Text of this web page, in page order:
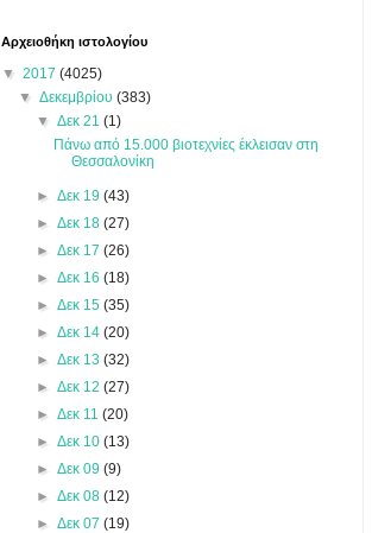
Αρχειοθήκη ιστολογίου
▼ 2017 (4025)
▼Δεκεμβρίου(383)
▼ Δεκ 21 (1)
Πάνω από 15.000 βιοτεχνίες έκλεισαν στη
Θεσσαλονίκη
► Δεκ 19 (43)
► Δεκ 18 (27)
► Δεκ 17 (26)
► Δεκ 16 (18)
► Δεκ 15 (35)
► Δεκ 14 (20)
► Δεκ 13 (32)
► Δεκ 12 (27)
► Δεκ 11 (20)
► Δεκ 10 (13)
► Δεκ 09 (9)
► Δεκ 08 (12)
► Δεκ 07 (19)